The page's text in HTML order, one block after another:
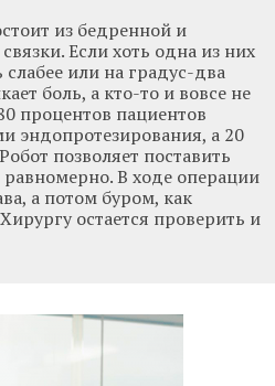
из бедренной и
Если хоть одна из них
или на градус-два
боль, а кто-то и вовсе не
процентов пациентов
эндопротезирования, а 20
позволяет поставить
равномерно. В ходе операции
а потом буром, как
остается проверить и